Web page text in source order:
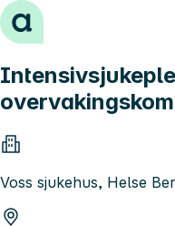
Hopp til innhold
Voss sjukehus, Helse